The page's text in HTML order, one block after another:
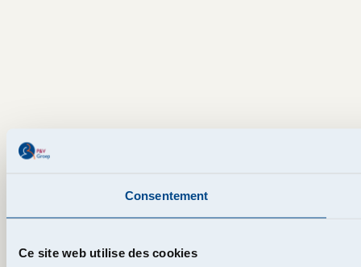
Consentement
Ce site web utilise des cookies